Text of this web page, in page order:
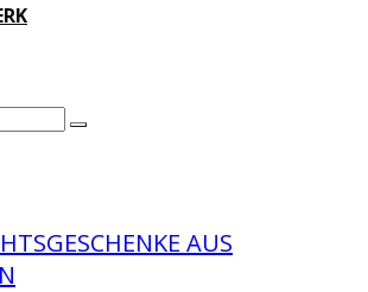
AUS